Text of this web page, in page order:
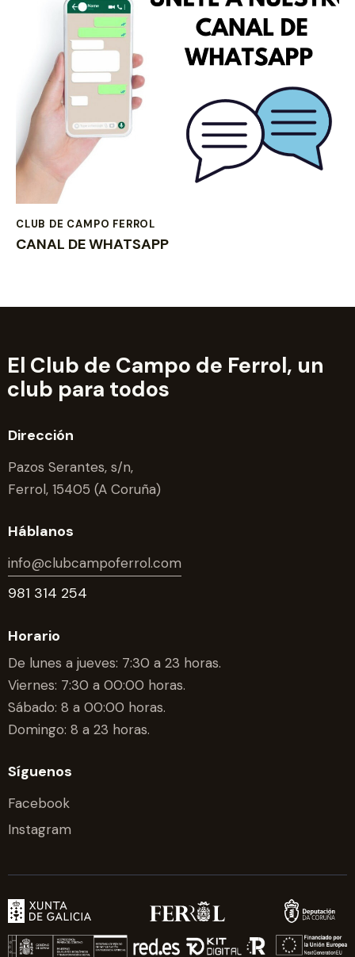
CLUB DE CAMPO FERROL
CANAL DE WHATSAPP
El Club de Campo de Ferrol, un
club para todos
Dirección
Pazos Serantes, s/n,
Ferrol, 15405 (A Coruña)
Háblanos
info@clubcampoferrol.com
981 314 254
Horario
De lunes a jueves: 7:30 a 23 horas.
Viernes: 7:30 a 00:00 horas.
Sábado: 8 a 00:00 horas.
Domingo: 8 a 23 horas.
Síguenos
Facebook
Instagram